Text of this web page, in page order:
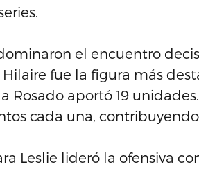
el encuentro
fue la figura más
Rosado aportó 19
cada una,
Leslie lideró la ofensiva